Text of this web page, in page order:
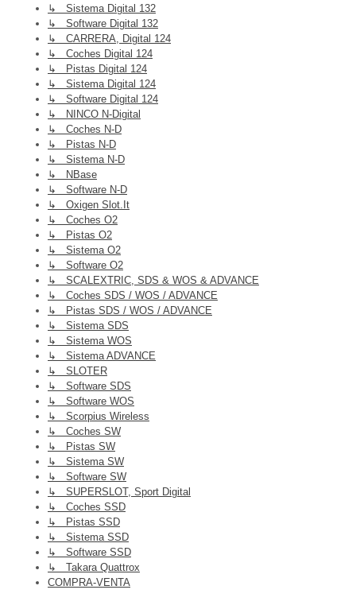
↳ Sistema Digital 132
↳ Software Digital 132
↳ CARRERA, Digital 124
↳ Coches Digital 124
↳ Pistas Digital 124
↳ Sistema Digital 124
↳ Software Digital 124
↳ NINCO N-Digital
↳ Coches N-D
↳ Pistas N-D
↳ Sistema N-D
↳ NBase
↳ Software N-D
↳ Oxigen Slot.it
↳ Coches O2
↳ Pistas O2
↳ Sistema O2
↳ Software O2
↳ SCALEXTRIC, SDS & WOS & ADVANCE
↳ Coches SDS / WOS / ADVANCE
↳ Pistas SDS / WOS / ADVANCE
↳ Sistema SDS
↳ Sistema WOS
↳ Sistema ADVANCE
↳ SLOTER
↳ Software SDS
↳ Software WOS
↳ Scorpius Wireless
↳ Coches SW
↳ Pistas SW
↳ Sistema SW
↳ Software SW
↳ SUPERSLOT, Sport Digital
↳ Coches SSD
↳ Pistas SSD
↳ Sistema SSD
↳ Software SSD
↳ Takara Quattrox
COMPRA-VENTA